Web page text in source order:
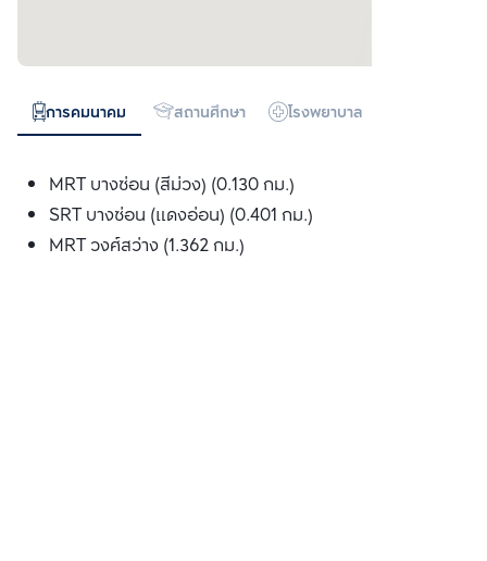
การคมนาคม สถานศึกษา โรงพยาบาล
MRT บางซ่อน (สีม่วง) (0.130 กม.)
SRT บางซ่อน (แดงอ่อน) (0.401 กม.)
MRT วงศ์สว่าง (1.362 กม.)